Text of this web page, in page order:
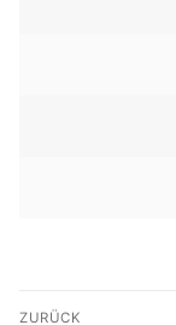
ZURÜCK